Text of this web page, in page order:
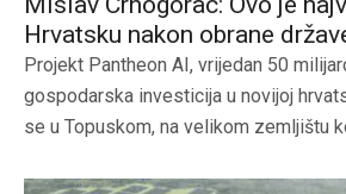
Hrvatsku nakon obrane
Projekt Pantheon AI, vrijedan 50
gospodarska investicija u novijoj
se u Topuskom, na velikom zemljištu